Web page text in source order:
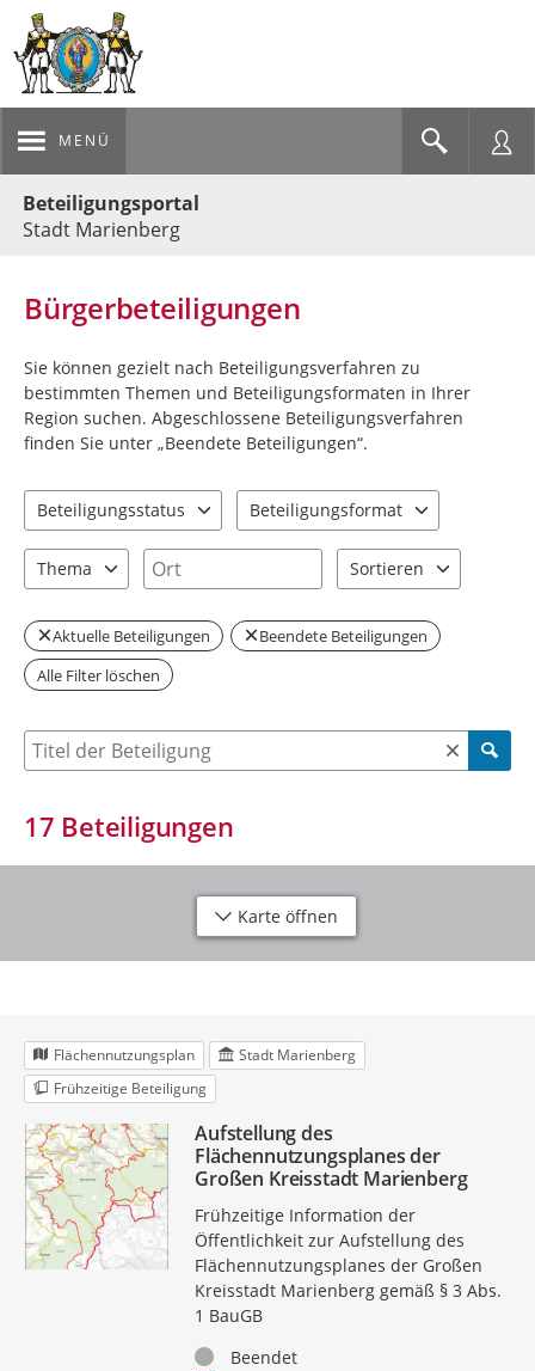
MENÜ
Beteiligungsportal
Stadt Marienberg
Bürgerbeteiligungen
Sie können gezielt nach Beteiligungsverfahren zu
bestimmten Themen und Beteiligungsformaten in Ihrer
Region suchen. Abgeschlossene Beteiligungsverfahren
finden Sie unter „Beendete Beteiligungen“.
Beteiligungsstatus
Beteiligungsformat
Thema
Ort
Sortieren
Aktuelle Beteiligungen
Beendete Beteiligungen
Alle Filter löschen
Suche nach Beteiligung
17 Beteiligungen
Karte öffnen
Flächennutzungsplan
Stadt Marienberg
Frühzeitige Beteiligung
Aufstellung des
Flächennutzungsplanes der
Großen Kreisstadt Marienberg
Frühzeitige Information der
Öffentlichkeit zur Aufstellung des
Flächennutzungsplanes der Großen
Kreisstadt Marienberg gemäß § 3 Abs.
1 BauGB
StatusBeendet